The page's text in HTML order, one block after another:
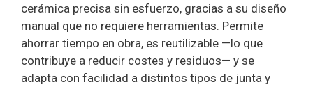
cerámica precisa sin esfuerzo, gracias a su diseño
manual que no requiere herramientas. Permite
ahorrar tiempo en obra, es reutilizable —lo que
contribuye a reducir costes y residuos— y se
adapta con facilidad a distintos tipos de junta y